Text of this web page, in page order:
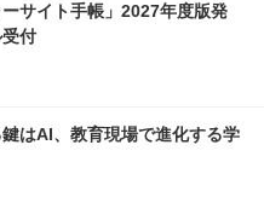
サイト手帳」2027年度版発
付
はAI、教育現場で進化する学